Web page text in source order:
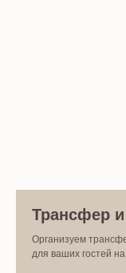
Трансфер и
Организуем
для ваших гостей